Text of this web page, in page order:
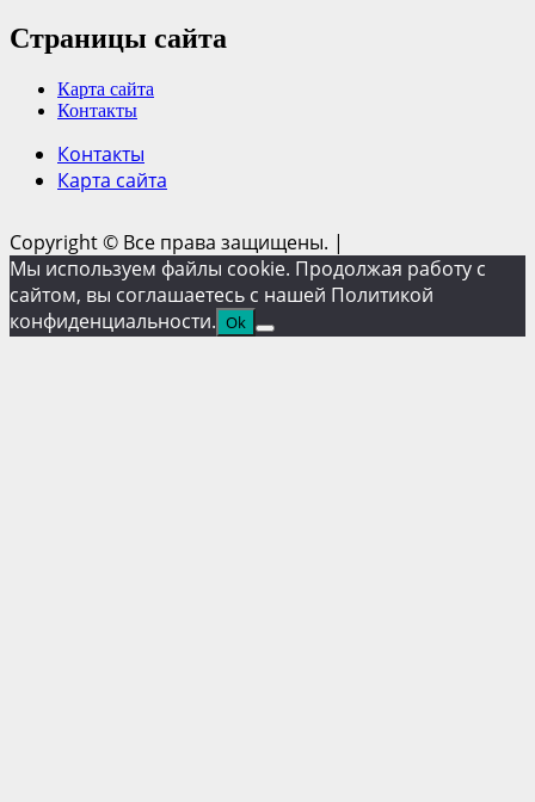
Страницы сайта
Карта сайта
Контакты
Контакты
Карта сайта
Copyright © Все права защищены. |
Мы используем файлы cookie. Продолжая работу с
сайтом, вы соглашаетесь с нашей Политикой
конфиденциальности. Ok